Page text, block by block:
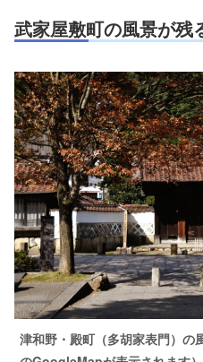
武家屋敷町の風景が残
津和野・殿町（多胡家表門） の